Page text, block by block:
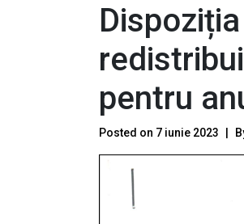
pentru
Posted on 7 iunie 2023